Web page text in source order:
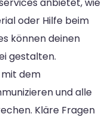
oder Hilfe beim
können deinen
gestalten.
dem
und alle
Kläre Fragen